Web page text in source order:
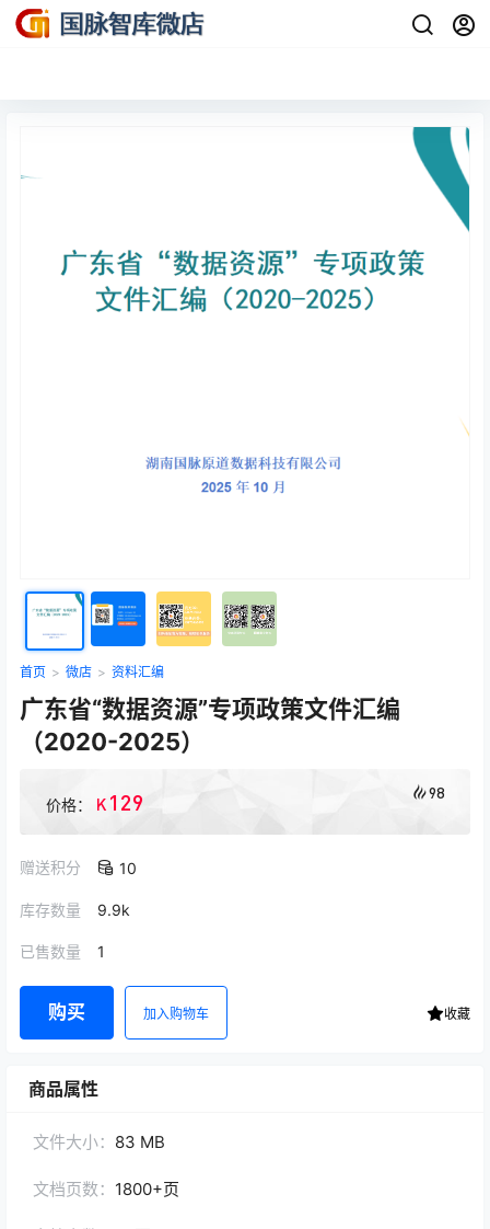
首页 > 微店 > 资料汇编
广东省“数据资源”专项政策文件汇编
（2020-2025）
价格： K 129 98
赠送积分 10
库存数量 9.9k
已售数量 1
购买 加入购物车 收藏
商品属性
文件大小： 83 MB
文档页数： 1800+页